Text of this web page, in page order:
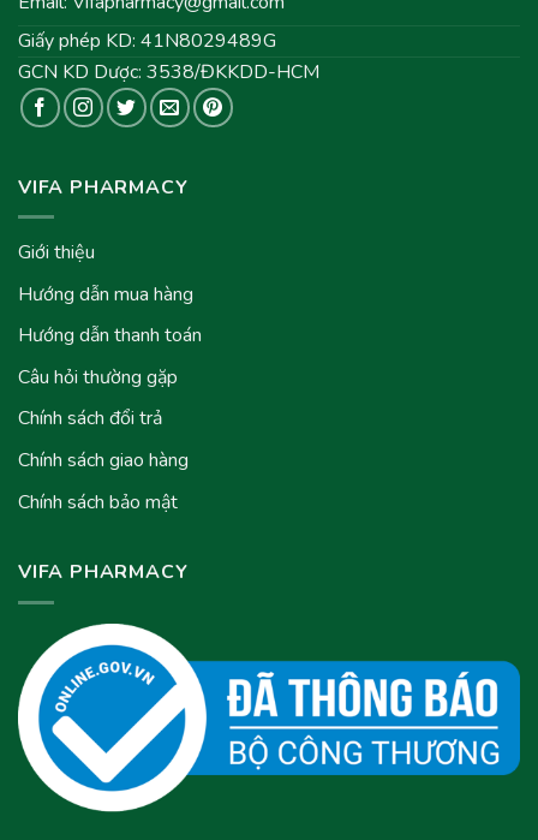
Giấy phép KD: 41N8029489G
GCN KD Dược: 3538/ĐKKDD-HCM
VIFA PHARMACY
Giới thiệu
Hướng dẫn mua hàng
Hướng dẫn thanh toán
Câu hỏi thường gặp
Chính sách đổi trả
Chính sách giao hàng
Chính sách bảo mật
VIFA PHARMACY